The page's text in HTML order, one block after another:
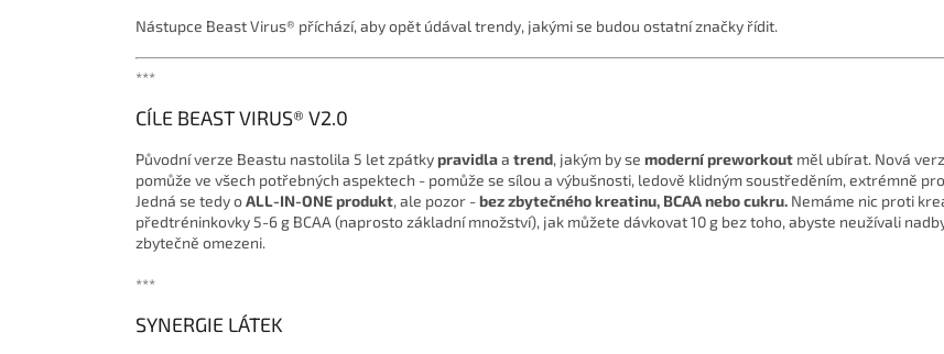
Nástupce Beast Virus® příchází, aby opět údával trendy, jakými se budou ostatní značky řídit.
***
CÍLE BEAST VIRUS® V2.0
Původní verze Beastu nastolila 5 let zpátkypravidlaa trend, jakým by se moderní preworkout měl ubírat. Nová
pomůže ve všech potřebných aspektech - pomůže se sílou a výbušnosti, ledově klidným soustředěním, extrémně
Jedná se tedy oALL-IN-ONE produkt, ale pozor -bez zbytečného kreatinu, BCAA nebo cukru. Nemáme nic proti
předtréninkovky 5-6 g BCAA (naprosto základní množství), jak můžete dávkovat 10 g bez toho, abyste neužívali
zbytečně omezeni.
***
SYNERGIE LÁTEK